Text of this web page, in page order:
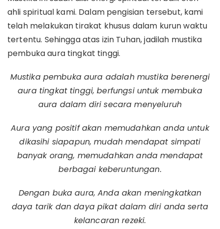
ahli spiritual kami. Dalam pengisian tersebut, kami
telah melakukan tirakat khusus dalam kurun waktu
tertentu. Sehingga atas izin Tuhan, jadilah mustika
pembuka aura tingkat tinggi.
Mustika pembuka aura adalah mustika berenergi
aura tingkat tinggi, berfungsi untuk membuka
aura dalam diri secara menyeluruh
Aura yang positif akan memudahkan anda untuk
dikasihi siapapun, mudah mendapat simpati
banyak orang, memudahkan anda mendapat
berbagai keberuntungan.
Dengan buka aura, Anda akan meningkatkan
daya tarik dan daya pikat dalam diri anda serta
kelancaran rezeki.